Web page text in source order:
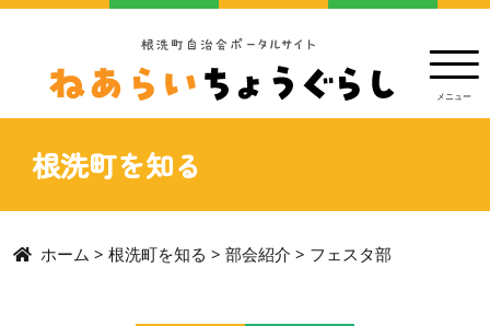
根洗町を知る
ホーム > 根洗町を知る > 部会紹介 > フェスタ部